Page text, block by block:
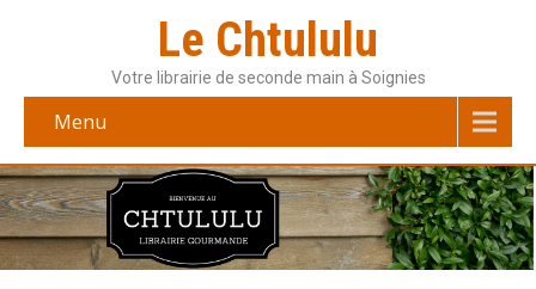
Le Chtululu
Votre librairie de seconde main à Soignies
Menu